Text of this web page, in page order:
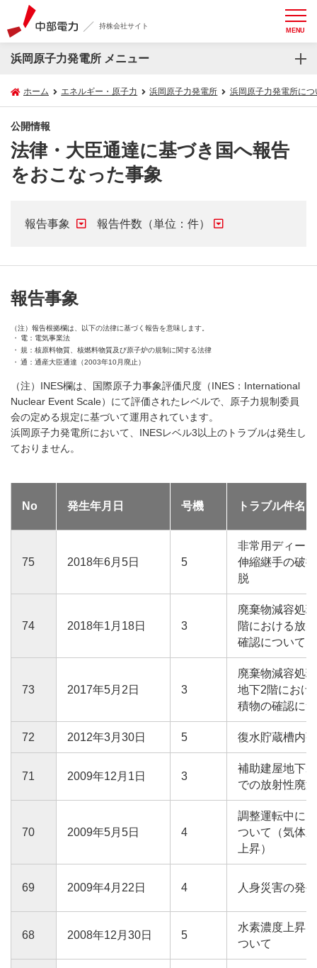
持株会社サイト MENU
浜岡原子力発電所 メニュー
ホーム エネルギー・原子力 浜岡原子力発電所 浜岡原子力発電所につ
公開情報
法律・大臣通達に基づき国へ報告
をおこなった事象
報告事象 報告件数（単位：件）
報告事象
（注）報告根拠欄は、以下の法律に基づく報告を意味します。
電：電気事業法
規：核原料物質、核燃料物質及び原子炉の規制に関する法律
通：通産大臣通達（2003年10月廃止）
（注）INES欄は、国際原子力事象評価尺度（INES：International
Nuclear Event Scale）にて評価されたレベルで、原子力規制委員
会の定める規定に基づいて運用されています。
浜岡原子力発電所において、INESレベル3以上のトラブルは発生し
ておりません。
No 発生年月日 号機 トラブル件名
75 2018年6月5日 5
非常用ディー
伸縮継手の破
脱
74 2018年1月18日 3
廃棄物減容処
階における放
確認について
73 2017年5月2日 3
廃棄物減容処
地下2階におけ
積物の確認に
72 2012年3月30日 5 復水貯蔵槽内
71 2009年12月1日 3
補助建屋地下2
での放射性廃
70 2009年5月5日 4
調整運転中に
ついて（気体
上昇）
69 2009年4月22日 4 人身災害の発
68 2008年12月30日 5
水素濃度上昇
ついて